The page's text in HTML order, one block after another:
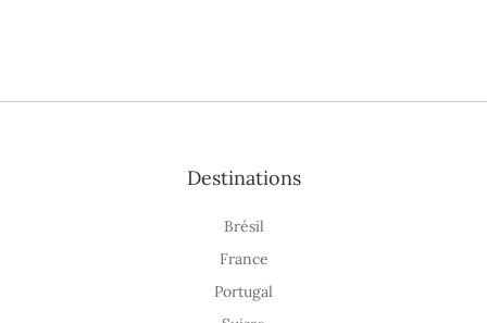
Destinations
Brésil
France
Portugal